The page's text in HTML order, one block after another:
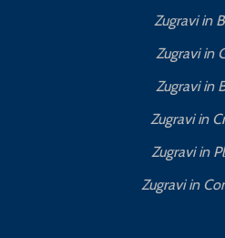
Zugravi in
Zugravi in
Zugravi in
Zugravi in
Zugravi in
Zugravi in